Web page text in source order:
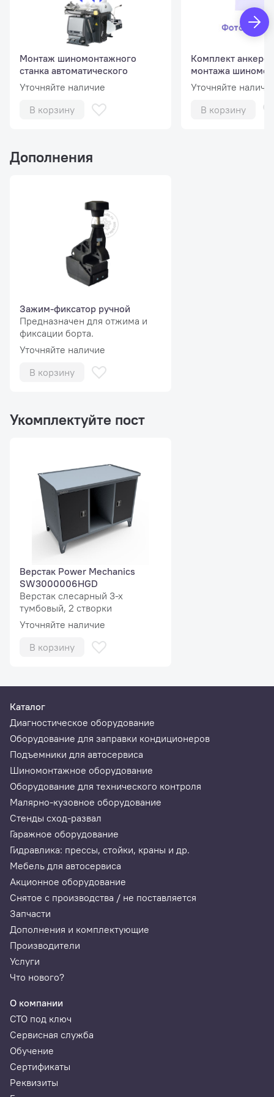
Монтаж шиномонтажного
станка автоматического
Уточняйте наличие
В корзину
Комплект
монтажа
станка
Уточняйте
В корзину
Дополнения
Зажим-фиксатор ручной
Предназначен для отжима и
фиксации борта.
Уточняйте наличие
В корзину
Укомплектуйте пост
Верстак Power Mechanics
SW3000006HGD
Верстак слесарный 3-х
тумбовый, 2 створки
Уточняйте наличие
В корзину
Каталог
Диагностическое оборудование
Оборудование для заправки кондиционеров
Подъемники для автосервиса
Шиномонтажное оборудование
Оборудование для технического контроля
Малярно-кузовное оборудование
Стенды сход-развал
Гаражное оборудование
Гидравлика: прессы, стойки, краны и др.
Мебель для автосервиса
Акционное оборудование
Снятое с производства / не поставляется
Запчасти
Дополнения и комплектующие
Производители
Услуги
Что нового?
О компании
СТО под ключ
Сервисная служба
Обучение
Сертификаты
Реквизиты